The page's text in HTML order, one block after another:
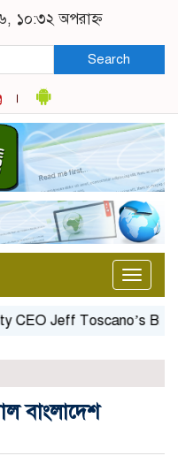
১০:৩২ অপরাহ্ন
Search
Toggle
Jeff Toscano’s Birthday
বাংলাদেশ